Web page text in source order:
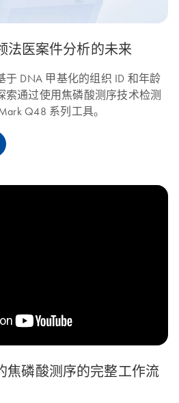
医案件分析的未来
DNA 甲基化的组织 ID 和年龄
通过使用焦磷酸测序技术检测
Q48 系列工具。
焦磷酸测序的完整工作流